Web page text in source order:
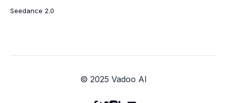
Seedance 2.0
© 2025 Vadoo AI